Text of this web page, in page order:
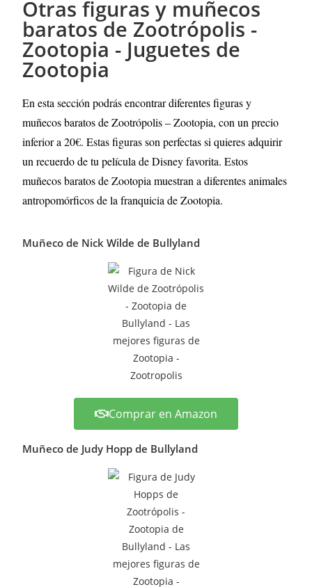
Otras figuras y muñecos
baratos de Zootrópolis -
Zootopia - Juguetes de
Zootopia
En esta sección podrás encontrar diferentes figuras y
muñecos baratos de Zootrópolis – Zootopia, con un precio
inferior a 20€. Estas figuras son perfectas si quieres adquirir
un recuerdo de tu película de Disney favorita.Estos
muñecos baratos de Zootopia muestran a diferentes animales
antropomórficos de la franquicia de Zootopia.
Muñeco de Nick Wilde de Bullyland
Comprar en Amazon
Muñeco de Judy Hopp de Bullyland